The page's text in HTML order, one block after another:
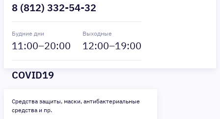
8 (812) 332-54-32
Будние дни
11:00–20:00
Выходные
12:00–19:00
COVID19
Средства защиты, маски, антибактериальные
средства и пр.